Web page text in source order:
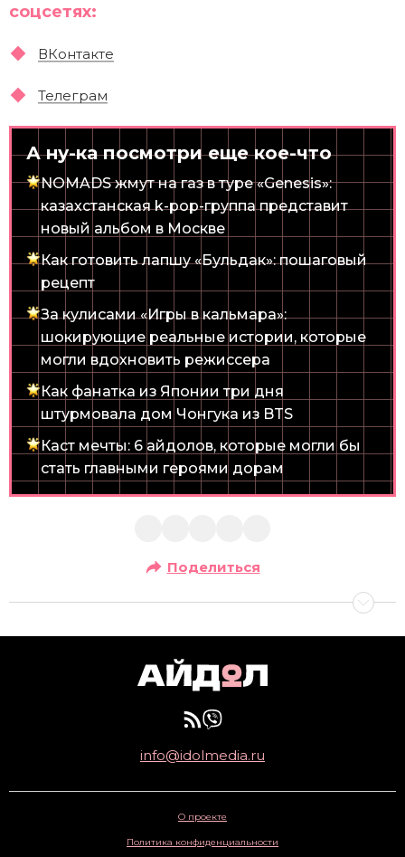
соцсетях:
ВКонтакте
Телеграм
А ну-ка посмотри еще кое-что
NOMADS жмут на газ в туре «Genesis»:
казахстанская k-pop-группа представит
новый альбом в Москве
Как готовить лапшу «Бульдак»: пошаговый
рецепт
За кулисами «Игры в кальмара»:
шокирующие реальные истории, которые
могли вдохновить режиссера
Как фанатка из Японии три дня
штурмовала дом Чонгука из BTS
Каст мечты: 6 айдолов, которые могли бы
стать главными героями дорам
Поделиться
info@idolmedia.ru
О проекте
Политика конфиденциальности